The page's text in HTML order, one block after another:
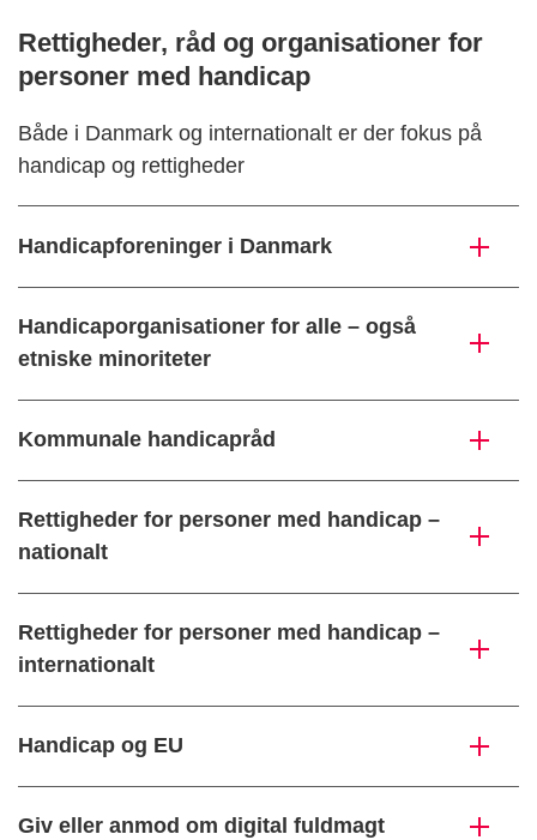
Rettigheder, råd og organisationer for
personer med handicap
Både i Danmark og internationalt er der fokus på
handicap og rettigheder
Handicapforeninger i Danmark
Handicaporganisationer for alle – også
etniske minoriteter
Kommunale handicapråd
Rettigheder for personer med handicap –
nationalt
Rettigheder for personer med handicap –
internationalt
Handicap og EU
Giv eller anmod om digital fuldmagt